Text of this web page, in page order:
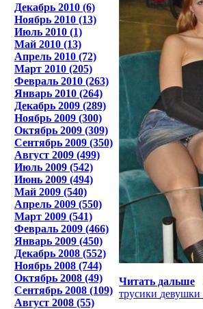
Декабрь 2010 (6)
Ноябрь 2010 (13)
Июль 2010 (1)
Май 2010 (13)
Апрель 2010 (72)
Март 2010 (205)
Февраль 2010 (263)
Январь 2010 (264)
Декабрь 2009 (289)
Ноябрь 2009 (300)
Октябрь 2009 (309)
Сентябрь 2009 (350)
Август 2009 (499)
Июль 2009 (542)
Июнь 2009 (494)
Май 2009 (540)
Апрель 2009 (550)
Март 2009 (541)
Февраль 2009 (466)
Январь 2009 (450)
Декабрь 2008 (552)
Ноябрь 2008 (744)
Октябрь 2008 (49)
Сентябрь 2008 (109)
Август 2008 (55)
Читать дальше
трусики девушки